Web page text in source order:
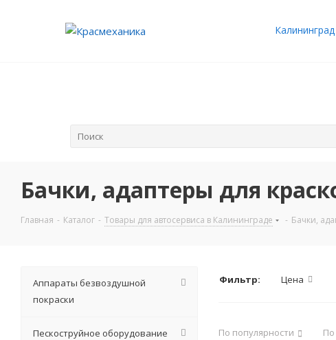
Калининград
Бачки, адаптеры для
Главная - Каталог - Товары для автосервиса в Калининграде - Бачки,
Фильтр: Цена
По популярности
Аппараты безвоздушной
покраски
Пескоструйное оборудование